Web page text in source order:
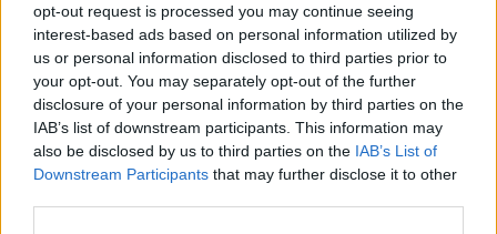
opt-out request is processed you may continue seeing
interest-based ads based on personal information utilized by
us or personal information disclosed to third parties prior to
your opt-out. You may separately opt-out of the further
disclosure of your personal information by third parties on the
IAB’s list of downstream participants. This information may
also be disclosed by us to third parties on the IAB’s List of
Downstream Participants that may further disclose it to other
3
4
Volvo V70 Classic (2007)
3 185 visningar1 kommentar
30 juli 13
Volvo 965 (1996)